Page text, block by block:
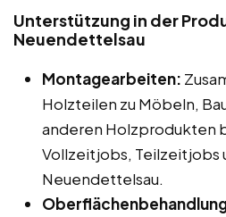
Unterstützung in der
Neuendettelsau
Montagearbeiten:
Holzteilen zu Möbeln,
anderen Holzprodukten
Vollzeitjobs, Teilzeitjobs
Neuendettelsau.